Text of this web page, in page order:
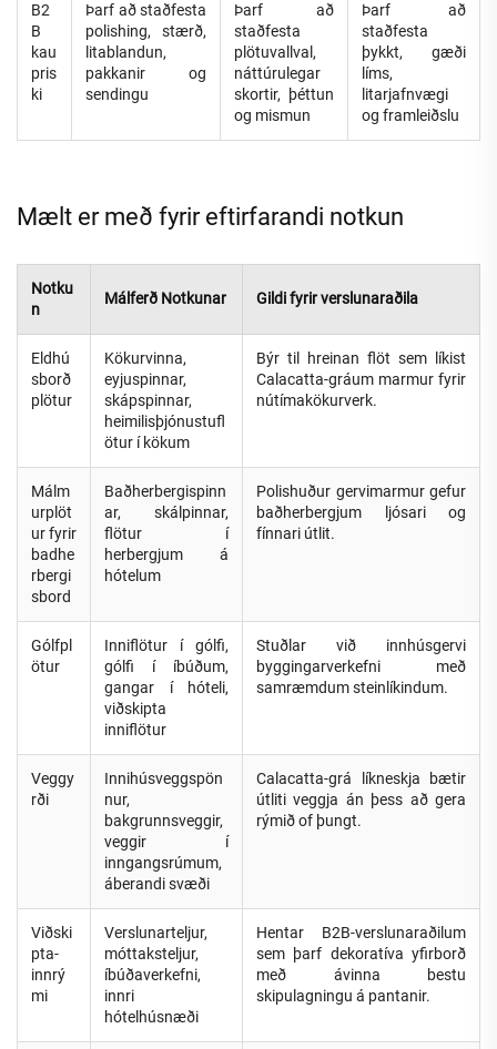
B2
B
kau
pris
ki
Þarf að staðfesta
polishing, stærð,
litablandun,
pakkanir og
sendingu
Þarf að
staðfesta
plötuvallval,
náttúrulegar
skortir, þéttun
og mismun
Þarf að
staðfesta
þykkt, gæði
líms,
litarjafnvægi
og framleiðslu
Mælt er með fyrir eftirfarandi notkun
Notku
n
Málferð Notkunar Gildi fyrir verslunaraðila
Eldhú
sborð
plötur
Kökurvinna,
eyjuspinnar,
skápspinnar,
heimilisþjónustufl
ötur í kökum
Býr til hreinan flöt sem líkist
Calacatta-gráum marmur fyrir
nútímakökurverk.
Málm
urplöt
ur fyrir
badhe
rbergi
sbord
Baðherbergispinn
ar, skálpinnar,
flötur í
herbergjum á
hótelum
Polishuður gervimarmur gefur
baðherbergjum ljósari og
fínnari útlit.
Gólfpl
ötur
Inniflötur í gólfi,
gólfi í íbúðum,
gangar í hóteli,
viðskipta
inniflötur
Stuðlar við innhúsgervi
byggingarverkefni með
samræmdum steinlíkindum.
Veggy
rði
Innihúsveggspön
nur,
bakgrunnsveggir,
veggir í
inngangsrúmum,
áberandi svæði
Calacatta-grá líkneskja bætir
útliti veggja án þess að gera
rýmið of þungt.
Viðski
pta-
innrý
mi
Verslunarteljur,
móttaksteljur,
íbúðaverkefni,
innri
hótelhúsnæði
Hentar B2B-verslunaraðilum
sem þarf dekoratíva yfirborð
með ávinna bestu
skipulagningu á pantanir.